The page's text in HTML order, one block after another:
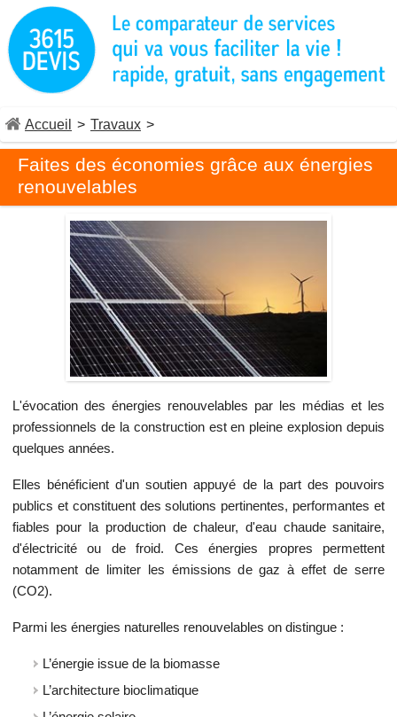
Accueil > Travaux >
Faites des économies grâce aux énergies
renouvelables
L'évocation des énergies renouvelables par les médias et les
professionnels de la construction est en pleine explosion depuis
quelques années.
Elles bénéficient d'un soutien appuyé de la part des pouvoirs
publics et constituent des solutions pertinentes, performantes et
fiables pour la production de chaleur, d'eau chaude sanitaire,
d'électricité ou de froid. Ces énergies propres permettent
notamment de limiter les émissions de gaz à effet de serre
(CO2).
Parmi les énergies naturelles renouvelables on distingue :
L’énergie issue de la biomasse
L’architecture bioclimatique